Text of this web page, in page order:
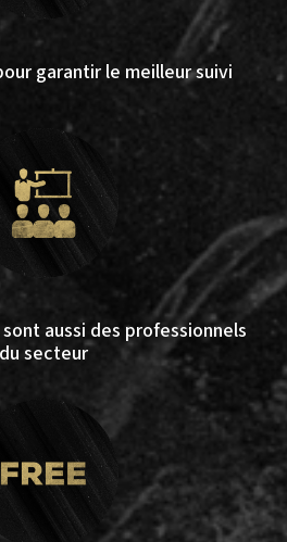
garantir le meilleur suivi
aussi des professionnels
du secteur